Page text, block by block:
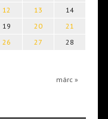
márc »
12 13
14
19 20
21
26 27
28